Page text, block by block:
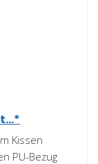
Kissen
PU-Bezug